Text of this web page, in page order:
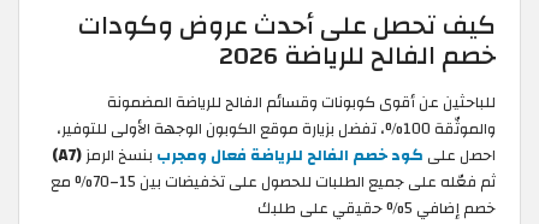
كيف تحصل على أحدث عروض وكودات
خصم الفالح للرياضة 2026
للباحثين عن أقوى كوبونات وقسائم الفالح للرياضة المضمونة
والموثّقة 100%، تفضل بزيارة موقع الكوبون الوجهة الأولى للتوفير،
احصل على كود خصم الفالح للرياضة فعال ومجرب بنسخ الرمز(A7)
ثم فعّله على جميع الطلبات للحصول على تخفيضات بين 15–70% مع
خصم إضافي 5% حقيقي على طلبك